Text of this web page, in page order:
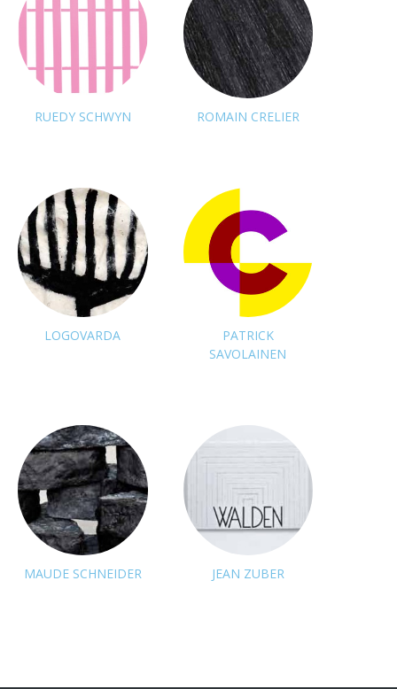
RUEDY SCHWYN ROMAIN CRELIER
LOGOVARDA
PATRICK
SAVOLAINEN
MAUDE SCHNEIDER JEAN ZUBER